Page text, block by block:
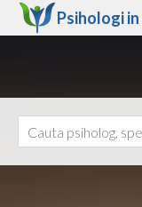
Psihologi in